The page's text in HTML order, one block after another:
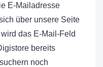
E-Mailadresse
über unsere Seite
das E-Mail-Feld
bereits
noch